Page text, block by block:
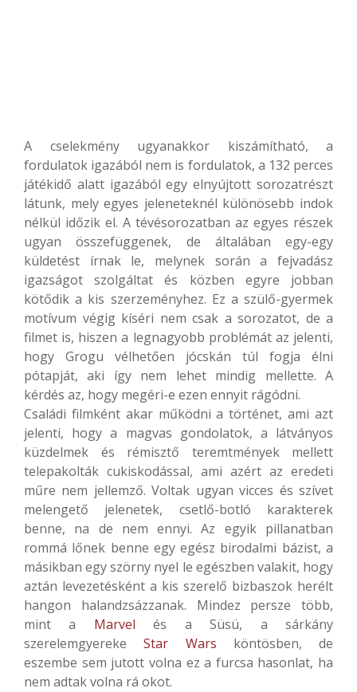
A cselekmény ugyanakkor kiszámítható, a
fordulatok igazából nem is fordulatok, a 132 perces
játékidő alatt igazából egy elnyújtott sorozatrészt
látunk, mely egyes jeleneteknél különösebb indok
nélkül időzik el. A tévésorozatban az egyes részek
ugyan összefüggenek, de általában egy-egy
küldetést írnak le, melynek során a fejvadász
igazságot szolgáltat és közben egyre jobban
kötődik a kis szerzeményhez. Ez a szülő-gyermek
motívum végig kíséri nem csak a sorozatot, de a
filmet is, hiszen a legnagyobb problémát az jelenti,
hogy Grogu vélhetően jócskán túl fogja élni
pótapját, aki így nem lehet mindig mellette. A
kérdés az, hogy megéri-e ezen ennyit rágódni.
Családi filmként akar működni a történet, ami azt
jelenti, hogy a magvas gondolatok, a látványos
küzdelmek és rémisztő teremtmények mellett
telepakolták cukiskodással, ami azért az eredeti
műre nem jellemző. Voltak ugyan vicces és szívet
melengető jelenetek, csetlő-botló karakterek
benne, na de nem ennyi. Az egyik pillanatban
rommá lőnek benne egy egész birodalmi bázist, a
másikban egy szörny nyel le egészben valakit, hogy
aztán levezetésként a kis szerelő bizbaszok herélt
hangon halandzsázzanak. Mindez persze több,
mint a Marvel és a Süsü, a sárkány
szerelemgyerekeStar Wars köntösben, de
eszembe sem jutott volna ez a furcsa hasonlat, ha
nem adtak volna rá okot.